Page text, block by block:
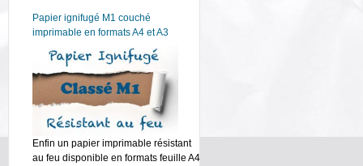
Papier ignifugé M1 couché
imprimable en formats A4 et A3
Enfin un papier imprimable résistant
au feu disponible en formats feuille A4